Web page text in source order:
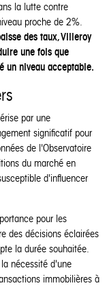
la lutte contre
proche de 2%.
des taux, Villeroy
une fois que
niveau acceptable.
par une
significatif pour
de l'Observatoire
du marché en
d'influencer
pour les
des décisions éclairées
la durée souhaitée.
nécessité d'une
immobilières à